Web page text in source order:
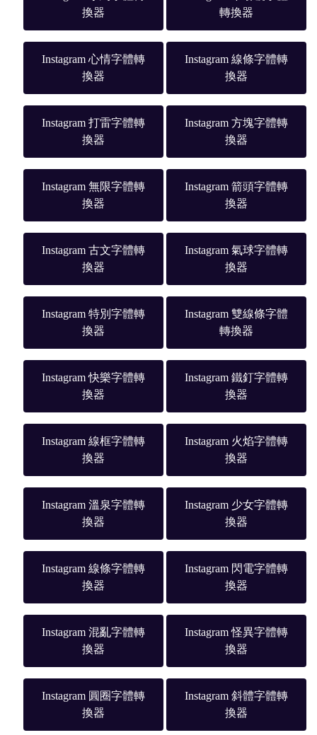
換器
轉換器
Instagram 心情字體轉
換器
Instagram 線條字體轉
換器
Instagram 打雷字體轉
換器
Instagram 方塊字體轉
換器
Instagram 無限字體轉
換器
Instagram 箭頭字體轉
換器
Instagram 古文字體轉
換器
Instagram 氣球字體轉
換器
Instagram 特別字體轉
換器
Instagram 雙線條字體
轉換器
Instagram 快樂字體轉
換器
Instagram 鐵釘字體轉
換器
Instagram 線框字體轉
換器
Instagram 火焰字體轉
換器
Instagram 溫泉字體轉
換器
Instagram 少女字體轉
換器
Instagram 線條字體轉
換器
Instagram 閃電字體轉
換器
Instagram 混亂字體轉
換器
Instagram 怪異字體轉
換器
Instagram 圓圈字體轉
換器
Instagram 斜體字體轉
換器